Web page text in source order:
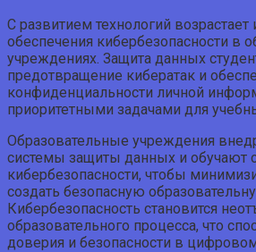
С развитием технологий
обеспечения кибербезопасности в
учреждениях. Защита данных
предотвращение кибератак и
конфиденциальности личной
приоритетными задачами для
Образовательные учреждения
системы защиты данных и обучают
кибербезопасности, чтобы
создать безопасную
Кибербезопасность становится
образовательного процесса, что
доверия и безопасности в